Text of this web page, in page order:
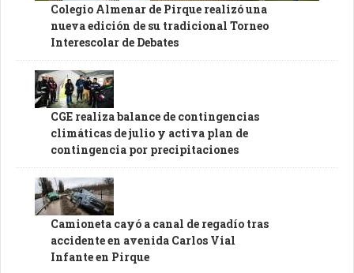
Colegio Almenar de Pirque realizó una
nueva edición de su tradicional Torneo
Interescolar de Debates
CGE realiza balance de contingencias
climáticas de julio y activa plan de
contingencia por precipitaciones
Camioneta cayó a canal de regadío tras
accidente en avenida Carlos Vial
Infante en Pirque